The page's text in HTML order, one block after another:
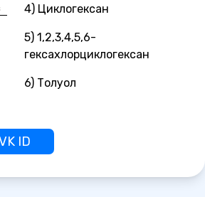
4) Циклогексан
5) 1,2,3,4,5,6-
гексахлорциклогексан
6) Толуол
ID